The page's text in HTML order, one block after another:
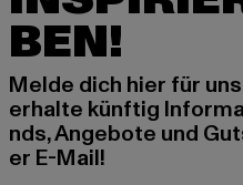
BEN!
Melde dich hier für
erhalte künftig
nds, Angebote und
er E-Mail!